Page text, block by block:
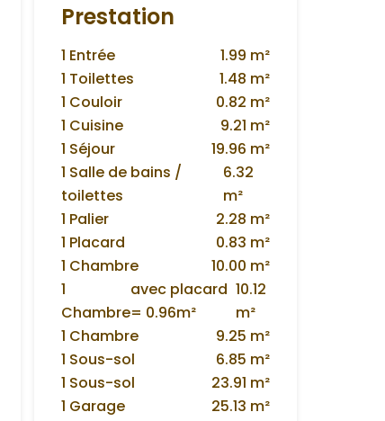
Prestation
1 Entrée
1.99 m²
1 Toilettes
1.48 m²
1 Couloir
0.82 m²
1 Cuisine
9.21 m²
1 Séjour
19.96 m²
1 Salle de bains /
toilettes
6.32
m²
1 Palier
2.28 m²
1 Placard
0.83 m²
1 Chambre
10.00 m²
1
Chambre
avec placard
= 0.96m²
10.12
m²
1 Chambre
9.25 m²
1 Sous-sol
6.85 m²
1 Sous-sol
23.91 m²
1 Garage
25.13 m²